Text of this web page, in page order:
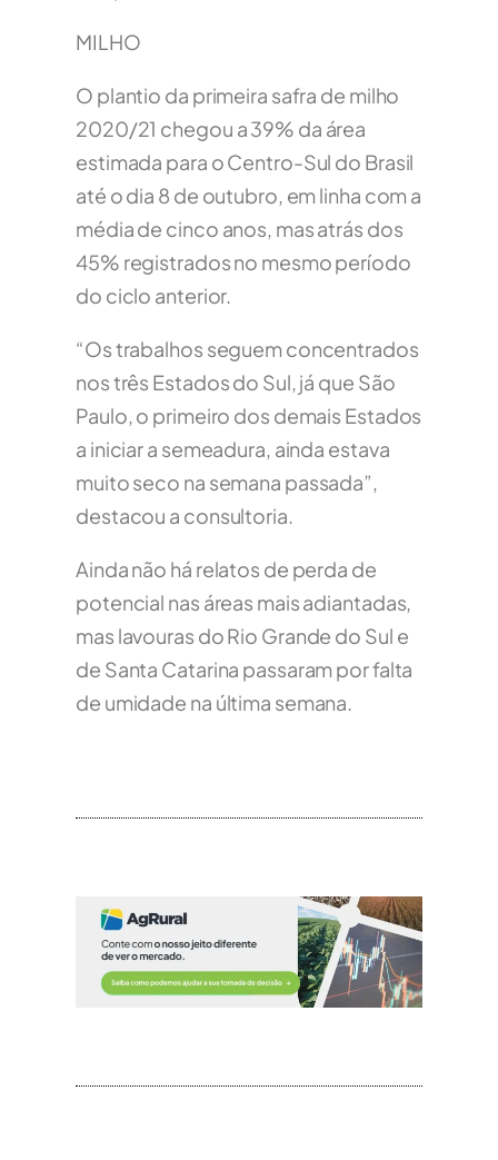
MILHO
O plantio da primeira safra de milho
2020/21 chegou a 39% da área
estimada para o Centro-Sul do Brasil
até o dia 8 de outubro, em linha com a
média de cinco anos, mas atrás dos
45% registrados no mesmo período
do ciclo anterior.
“Os trabalhos seguem concentrados
nos três Estados do Sul, já que São
Paulo, o primeiro dos demais Estados
a iniciar a semeadura, ainda estava
muito seco na semana passada”,
destacou a consultoria.
Ainda não há relatos de perda de
potencial nas áreas mais adiantadas,
mas lavouras do Rio Grande do Sul e
de Santa Catarina passaram por falta
de umidade na última semana.